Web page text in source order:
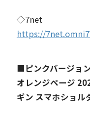
◇7net
https://
■ピンクバージョ
オレンジページ
ギン スマホショル